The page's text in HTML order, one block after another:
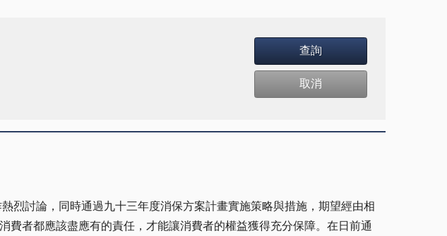
烈討論，同時通過九十三年度消保方案計畫實施策略與措施，期望經由相
者都應該盡應有的責任，才能讓消費者的權益獲得充分保障。在日前通